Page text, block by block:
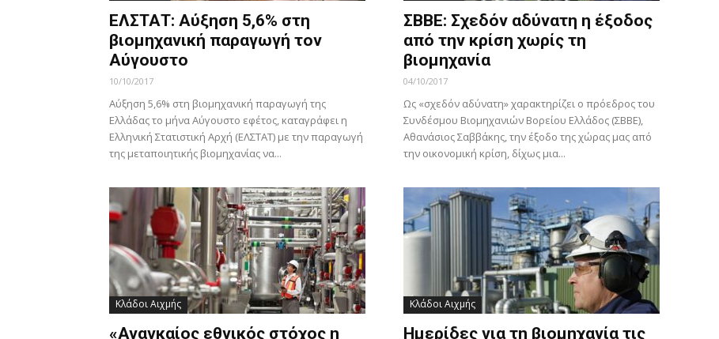
ΕΛΣΤΑΤ: Αύξηση 5,6% στη
βιομηχανική παραγωγή τον
Αύγουστο
10/10/2017
Αύξηση 5,6% στη βιομηχανική παραγωγή της
Ελλάδας το μήνα Αύγουστο εφέτος, καταγράφει η
Ελληνική Στατιστική Αρχή (ΕΛΣΤΑΤ) με την παραγωγή
της μεταποιητικής βιομηχανίας να...
ΣΒΒΕ: Σχεδόν αδύνατη η έξοδος
από την κρίση χωρίς τη
βιομηχανία
04/10/2017
Ως «σχεδόν αδύνατη» χαρακτηρίζει ο πρόεδρος του
Συνδέσμου Βιομηχανιών Βορείου Ελλάδος (ΣΒΒΕ),
Αθανάσιος Σαββάκης, την έξοδο της χώρας μας από
την οικονομική κρίση, δίχως μια...
Κλάδοι Αιχμής
«Αναγκαίος εθνικός στόχος η
Κλάδοι Αιχμής
Ημερίδες για τη βιομηχανία τις